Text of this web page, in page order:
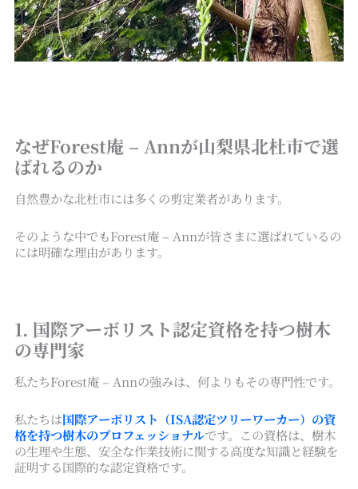
なぜForest庵 – Annが山梨県北杜市で選
ばれるのか
自然豊かな北杜市には多くの剪定業者があります。
そのような中でもForest庵 – Annが皆さまに選ばれているの
には明確な理由があります。
1. 国際アーボリスト認定資格を持つ樹木
の専門家
私たちForest庵 – Annの強みは、何よりもその専門性です。
私たちは国際アーボリスト（ISA認定ツリーワーカー）の資
格を持つ樹木のプロフェッショナルです。この資格は、樹木
の生理や生態、安全な作業技術に関する高度な知識と経験を
証明する国際的な認定資格です。